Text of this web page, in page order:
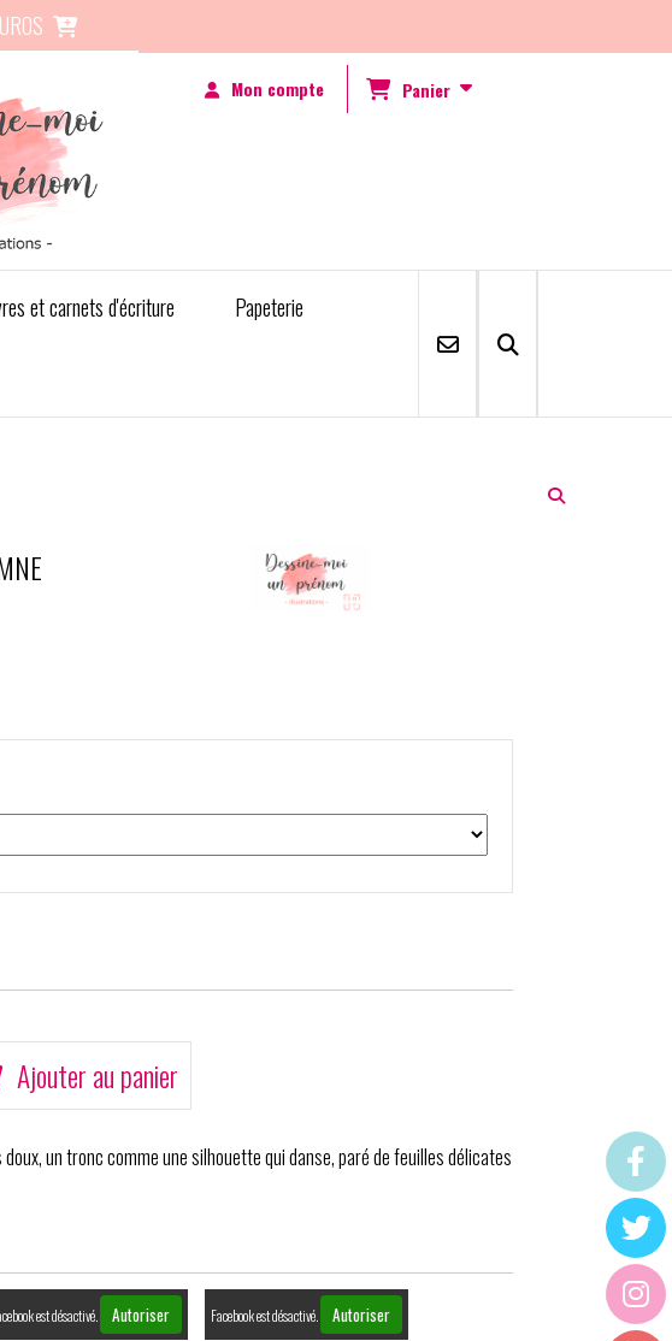

Mon compte Panier
et carnets d'écriture Papeterie
Ajouter au panier
un tronc comme une silhouette qui danse, paré de feuilles délicates
est désactivé. Autoriser Facebook est désactivé. Autoriser